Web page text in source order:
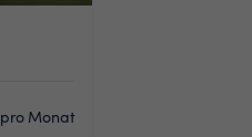
pro Monat